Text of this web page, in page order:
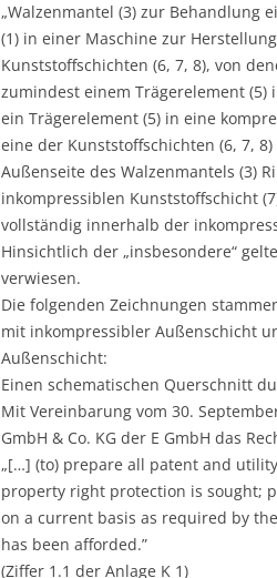
„Walzenmantel (3) zur Behandlung
(1) in einer Maschine zur
Kunststoffschichten (6, 7, 8), von
zumindest einem Trägerelement (5)
ein Trägerelement (5) in eine
eine der Kunststoffschichten (6, 7,
Außenseite des Walzenmantels (3)
inkompressiblen Kunststoffschicht
vollständig innerhalb der
Hinsichtlich der „insbesondere“
verwiesen.
Die folgenden Zeichnungen
mit inkompressibler Außenschicht
Außenschicht:
Einen schematischen Querschnitt
Mit Vereinbarung vom 30.
GmbH & Co. KG der E GmbH das
„[…] (to) prepare all patent and
property right protection is sought;
on a current basis as required by
has been afforded.”
(Ziffer 1.1 der Anlage K 1)